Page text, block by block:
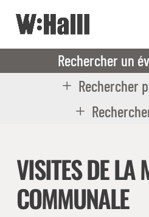
Rechercher un
Rechercher
VISITES DE LA
COMMUNALE